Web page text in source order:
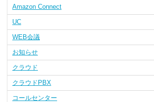
Amazon Connect
UC
WEB会議
お知らせ
クラウド
クラウドPBX
コールセンター